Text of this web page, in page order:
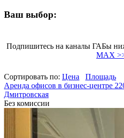
Ваш выбор:
Подпишитесь на каналы ГАБы
MAX
Сортировать по: Цена
Площадь
Аренда офисов в бизнес-центре
Дмитровская
Без комиссии